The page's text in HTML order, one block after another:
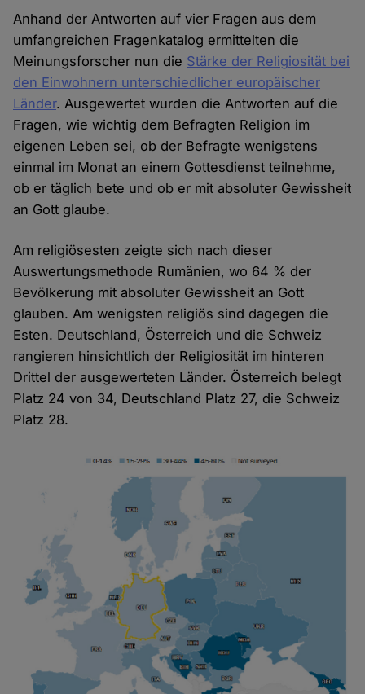
Anhand der Antworten auf vier Fragen aus dem
umfangreichen Fragenkatalog ermittelten die
Meinungsforscher nun die Stärke der Religiosität bei
den Einwohnern unterschiedlicher europäischer
Länder. Ausgewertet wurden die Antworten auf die
Fragen, wie wichtig dem Befragten Religion im
eigenen Leben sei, ob der Befragte wenigstens
einmal im Monat an einem Gottesdienst teilnehme,
ob er täglich bete und ob er mit absoluter Gewissheit
an Gott glaube.
Am religiösesten zeigte sich nach dieser
Auswertungsmethode Rumänien, wo 64 % der
Bevölkerung mit absoluter Gewissheit an Gott
glauben. Am wenigsten religiös sind dagegen die
Esten. Deutschland, Österreich und die Schweiz
rangieren hinsichtlich der Religiosität im hinteren
Drittel der ausgewerteten Länder. Österreich belegt
Platz 24 von 34, Deutschland Platz 27, die Schweiz
Platz 28.